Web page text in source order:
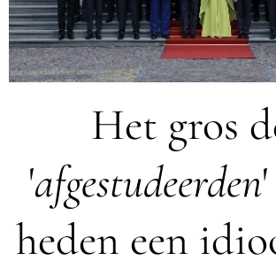
Het gros
'afgestudeerden
heden een